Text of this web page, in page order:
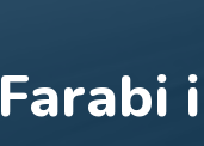
Farabi